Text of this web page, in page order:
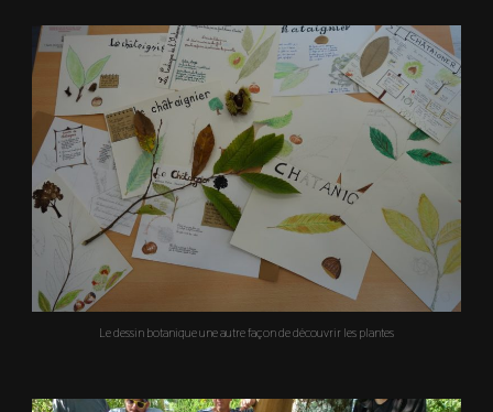
Le dessin botanique une autre façon de découvrir les plantes